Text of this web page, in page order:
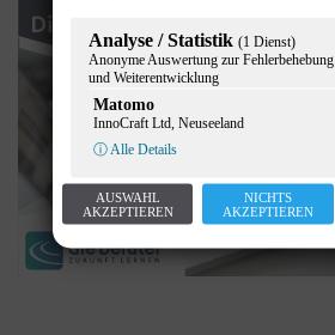
Analyse / Statistik (1 Dienst)
Anonyme Auswertung zur Fehlerbehebung
und Weiterentwicklung
Matomo
InnoCraft Ltd, Neuseeland
ⓘ Alle Details
AUSWAHL
AKZEPTIEREN
NICHTS
AKZEPTIEREN